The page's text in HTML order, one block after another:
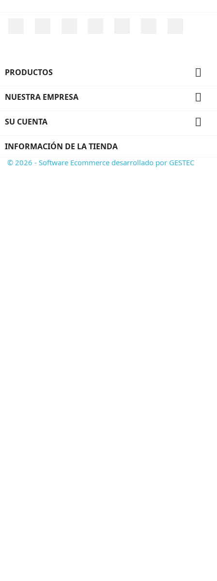
PRODUCTOS 
NUESTRA EMPRESA 
SU CUENTA 
INFORMACIÓN DE LA TIENDA
© 2026 - Software Ecommerce desarrollado por GESTEC